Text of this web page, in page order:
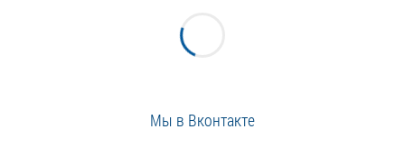
Мы в Вконтакте